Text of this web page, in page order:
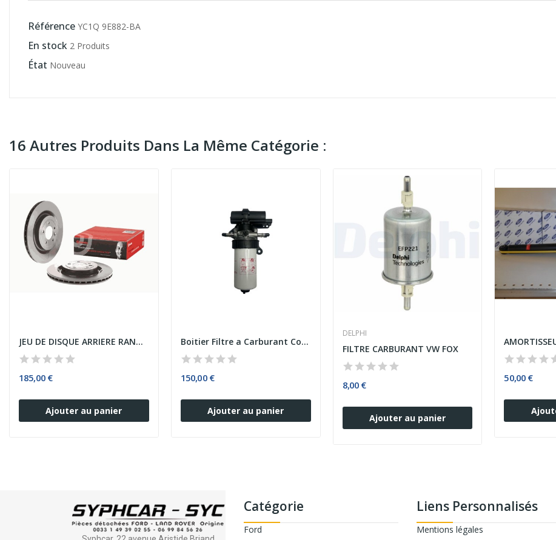
Référence YC1Q 9E882-BA
En stock 2 Produits
État Nouveau
16 Autres Produits Dans La Même Catégorie :
JEU DE DISQUE ARRIERE RANGE ROVER
185,00 €
Ajouter au panier
Boitier Filtre a Carburant Complet FORD TRANSIT
150,00 €
Ajouter au panier
DELPHI
FILTRE CARBURANT VW FOX
8,00 €
Ajouter au panier
50,00 €
Catégorie
Ford
Liens Personnalisés
Mentions légales